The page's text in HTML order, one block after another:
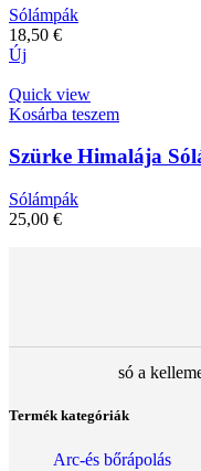
Sólámpák
18,50 €
Új
Quick view
Kosárba teszem
Szürke Himalája
Sólámpák
25,00 €
só a
Termék kategóriák
Arc-és bőrápolás